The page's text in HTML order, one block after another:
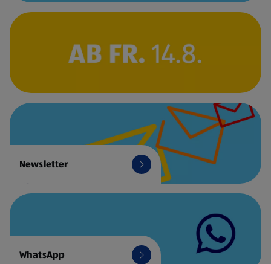
Newsletter
WhatsApp